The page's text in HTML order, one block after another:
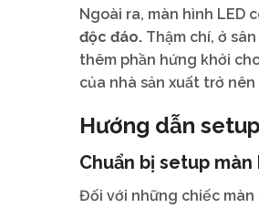
Ngoài ra, màn hình LED
độc đáo. Thậm chí, ở
thêm phần hứng khởi
của nhà sản xuất trở
Hướng dẫn
Chuẩn bị setup màn
Đối với những chiếc